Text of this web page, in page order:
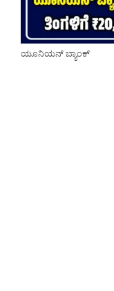
ಯೂನಿಯನ್ ಬ್ಯಾಂಕ್‌